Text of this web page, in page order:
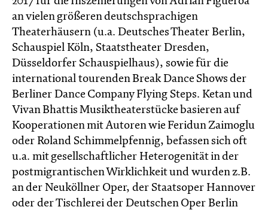
an vielen größeren deutschsprachigen
Theaterhäusern (u.a. Deutsches Theater Berlin,
Schauspiel Köln, Staatstheater Dresden,
Düsseldorfer Schauspielhaus), sowie für die
international tourenden Break Dance Shows der
Berliner Dance Company Flying Steps. Ketan und
Vivan Bhattis Musiktheaterstücke basieren auf
Kooperationen mit Autoren wie Feridun Zaimoglu
oder Roland Schimmelpfennig, befassen sich oft
u.a. mit gesellschaftlicher Heterogenität in der
postmigrantischen Wirklichkeit und wurden z.B.
an der Neuköllner Oper, der Staatsoper Hannover
oder der Tischlerei der Deutschen Oper Berlin